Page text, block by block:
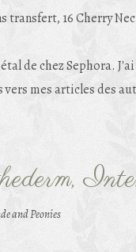
de chez Sephora.
mes articles des
and Peonies